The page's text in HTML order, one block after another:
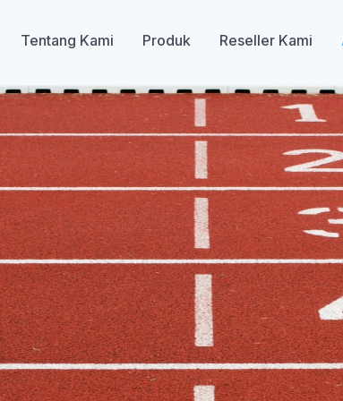
Tentang Kami Produk Reseller Kami